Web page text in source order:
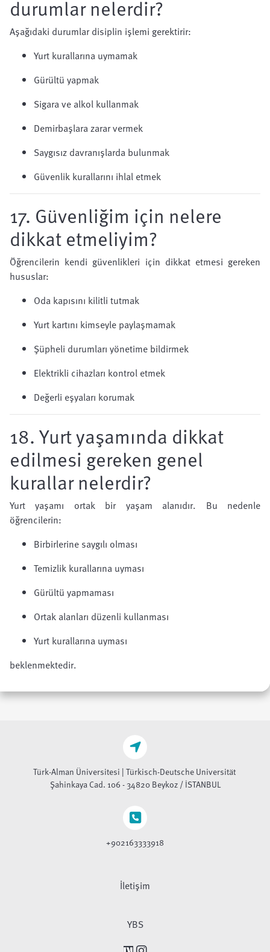
durumlar nelerdir?
Aşağıdaki durumlar disiplin işlemi gerektirir:
Yurt kurallarına uymamak
Gürültü yapmak
Sigara ve alkol kullanmak
Demirbaşlara zarar vermek
Saygısız davranışlarda bulunmak
Güvenlik kurallarını ihlal etmek
17. Güvenliğim için nelere
dikkat etmeliyim?
Öğrencilerin kendi güvenlikleri için dikkat etmesi gereken
hususlar:
Oda kapısını kilitli tutmak
Yurt kartını kimseyle paylaşmamak
Şüpheli durumları yönetime bildirmek
Elektrikli cihazları kontrol etmek
Değerli eşyaları korumak
18. Yurt yaşamında dikkat
edilmesi gereken genel
kurallar nelerdir?
Yurt yaşamı ortak bir yaşam alanıdır. Bu nedenle
öğrencilerin:
Birbirlerine saygılı olması
Temizlik kurallarına uyması
Gürültü yapmaması
Ortak alanları düzenli kullanması
Yurt kurallarına uyması
beklenmektedir.
Türk-Alman Üniversitesi | Türkisch-Deutsche Universität
Şahinkaya Cad. 106 - 34820 Beykoz / İSTANBUL
+902163333918
İletişim
YBS